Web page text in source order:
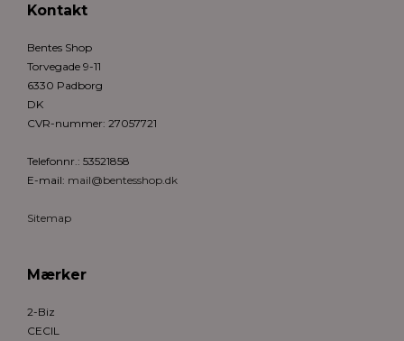
Kontakt
Bentes Shop
Torvegade 9-11
6330 Padborg
DK
CVR-nummer: 27057721
Telefonnr.: 53521858
E-mail: mail@bentesshop.dk
Sitemap
Mærker
2-Biz
CECIL